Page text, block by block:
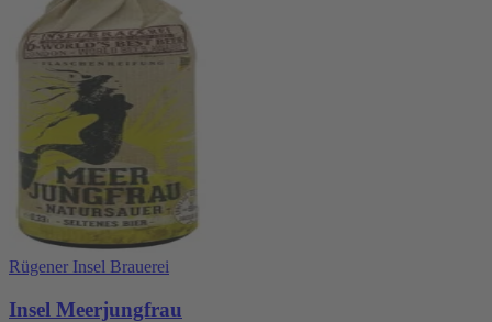
Rügener Insel Brauerei
Insel Meerjungfrau